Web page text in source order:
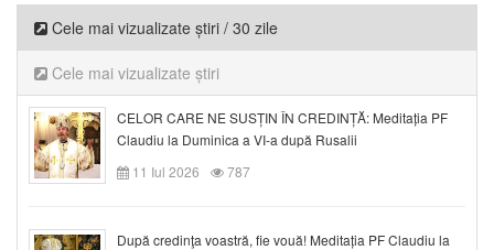
Cele mai vizualizate știri / 30 zile
Cele mai vizualizate știri
CELOR CARE NE SUSȚIN ÎN CREDINȚĂ: Meditația PF
Claudiu la Duminica a VI-a după Rusalii
11 Iul 2026
787
După credinţa voastră, fie vouă! Meditația PF Claudiu la